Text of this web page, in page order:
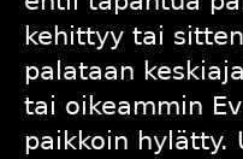
kehittyy tai
palataan
tai oikeammin
paikkoin hylätty.